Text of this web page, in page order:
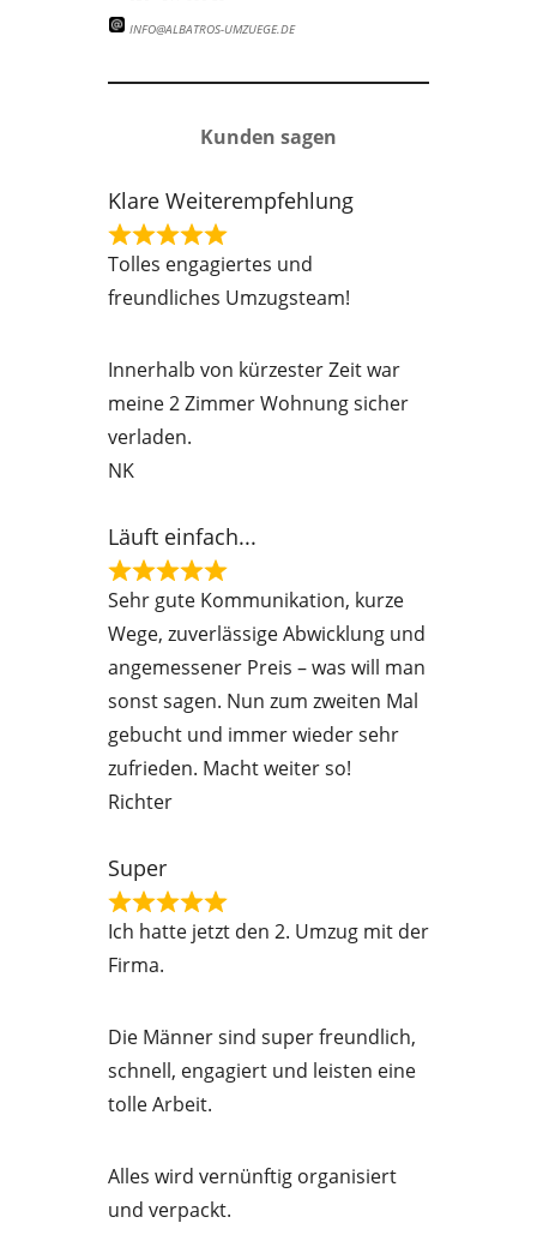
INFO@ALBATROS-UMZUEGE.DE
Kunden sagen
Klare Weiterempfehlung
R
a
d
5
o
o
f
Tolles engagiertes und
freundliches Umzugsteam!
Innerhalb von kürzester Zeit war
meine 2 Zimmer Wohnung sicher
verladen.
NK
Läuft einfach...
R
d
5
o
f
Sehr gute Kommunikation, kurze
Wege, zuverlässige Abwicklung und
angemessener Preis – was will man
sonst sagen. Nun zum zweiten Mal
gebucht und immer wieder sehr
zufrieden. Macht weiter so!
Richter
Super
R
d
5
o
t
o
Ich hatte jetzt den 2. Umzug mit der
Firma.
Die Männer sind super freundlich,
schnell, engagiert und leisten eine
tolle Arbeit.
Alles wird vernünftig organisiert
und verpackt.